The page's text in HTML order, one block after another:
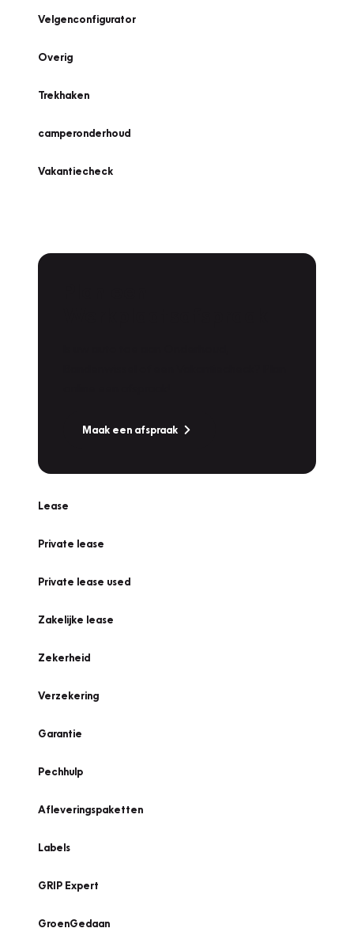
Velgenconfigurator
Overig
Trekhaken
camperonderhoud
Vakantiecheck
Maak een afspraak
Lease
Private lease
Private lease used
Zakelijke lease
Zekerheid
Verzekering
Garantie
Pechhulp
Afleveringspaketten
Labels
GRIP Expert
GroenGedaan